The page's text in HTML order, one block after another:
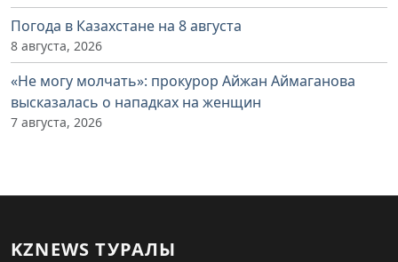
Погода в Казахстане на 8 августа
8 августа, 2026
«Не могу молчать»: прокурор Айжан Аймаганова
высказалась о нападках на женщин
7 августа, 2026
KZNEWS ТУРАЛЫ